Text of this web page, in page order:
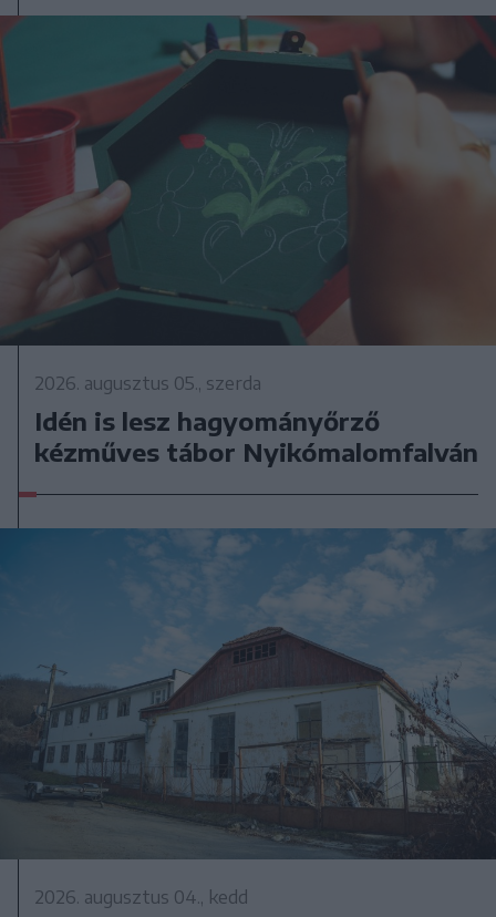
2026. augusztus 05., szerda
Idén is lesz hagyományőrző
kézműves tábor Nyikómalomfalván
2026. augusztus 04., kedd